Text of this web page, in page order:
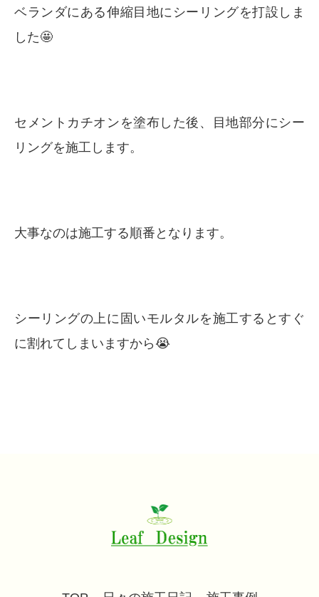
ベランダにある伸縮目地にシーリングを打設しま
した🤩
セメントカチオンを塗布した後、目地部分にシー
リングを施工します。
大事なのは施工する順番となります。
シーリングの上に固いモルタルを施工するとすぐ
に割れてしまいますから😭